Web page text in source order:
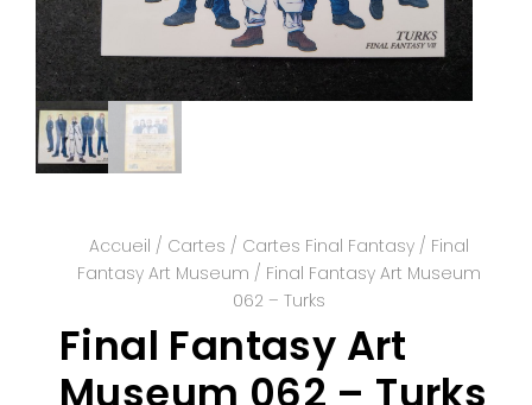
Accueil / Cartes / Cartes Final Fantasy / Final
Fantasy Art Museum / Final Fantasy Art Museum
062 – Turks
Final Fantasy Art
Museum 062 – Turks